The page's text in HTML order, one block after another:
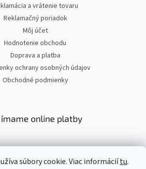
súbory cookie. Viac informáciítu.
a vrátenie tovaru
Reklamačný poriadok
Môj účet
Hodnotenie obchodu
Doprava a platba
ochrany osobných údajov
Obchodné podmienky
online platby